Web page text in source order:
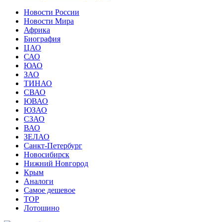
Новости России
Новости Мира
Африка
Биография
ЦАО
САО
ЮАО
ЗАО
ТИНАО
СВАО
ЮВАО
ЮЗАО
СЗАО
ВАО
ЗЕЛАО
Санкт-Петербург
Новосибирск
Нижний Новгород
Крым
Аналоги
Самое дешевое
TOP
Лотошино